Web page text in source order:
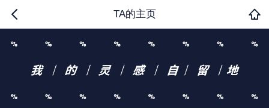
TA的主页